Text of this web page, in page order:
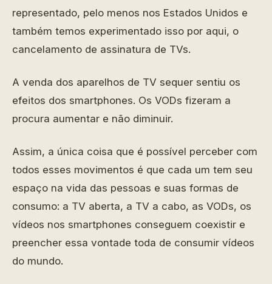
representado, pelo menos nos Estados Unidos e
também temos experimentado isso por aqui, o
cancelamento de assinatura de TVs.
A venda dos aparelhos de TV sequer sentiu os
efeitos dos smartphones. Os VODs fizeram a
procura aumentar e não diminuir.
Assim, a única coisa que é possível perceber com
todos esses movimentos é que cada um tem seu
espaço na vida das pessoas e suas formas de
consumo: a TV aberta, a TV a cabo, as VODs, os
vídeos nos smartphones conseguem coexistir e
preencher essa vontade toda de consumir vídeos
do mundo.